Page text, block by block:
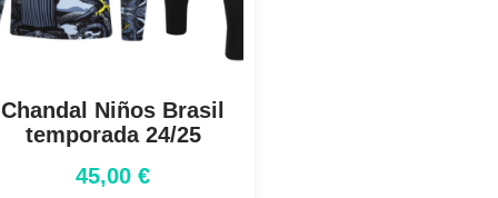
Chandal Niños Brasil
temporada 24/25
45,00 €